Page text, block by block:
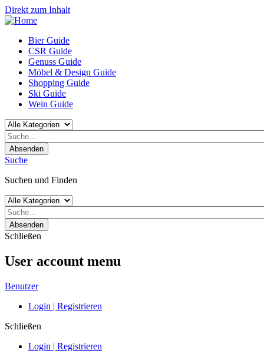
Direkt zum Inhalt
Bier Guide
CSR Guide
Genuss Guide
Möbel & Design Guide
Shopping Guide
Ski Guide
Wein Guide
Absenden
Suche
Suchen und Finden
Absenden
Schließen
User account menu
Benutzer
Login | Registrieren
Schließen
Login | Registrieren